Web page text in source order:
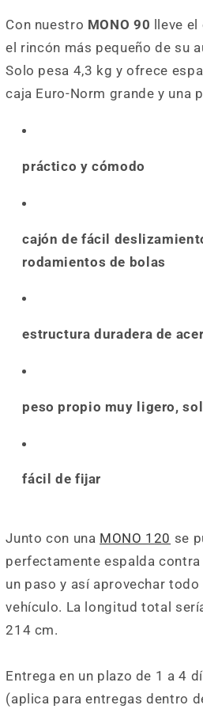
Con nuestro MONO 90 lleve
el rincón más pequeño de su
Solo pesa 4,3 kg y ofrece
caja Euro-Norm grande y una
práctico y cómodo
cajón de fácil
rodamientos de bolas
estructura duradera de
peso propio muy ligero,
fácil de fijar
Junto con una MONO 120 se
perfectamente espalda contra
un paso y así aprovechar todo
vehículo. La longitud total
214 cm.
Entrega en un plazo de 1 a 4
(aplica para entregas dentro